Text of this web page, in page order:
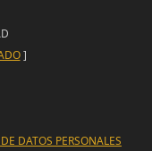
]
DATOS PERSONALES